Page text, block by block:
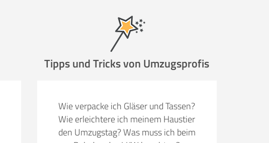
Tipps und Tricks von Umzugsprofis
Wie verpacke ich Gläser und Tassen?
Wie erleichtere ich meinem Haustier
den Umzugstag? Was muss ich beim